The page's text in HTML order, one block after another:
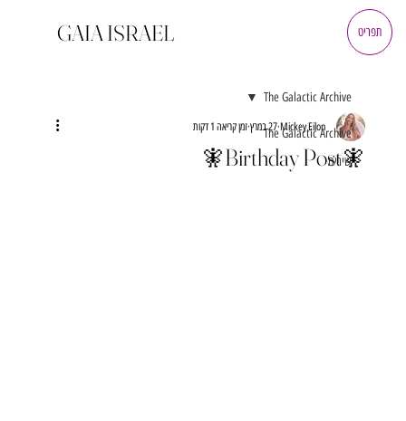
GAIA ISRAEL תפריט
The Galactic Archive
שירים
The Galactic Archive
🧚Birthday Post🧚
Mickey Eilon 27 במרץ זמן קריאה 1 דקות